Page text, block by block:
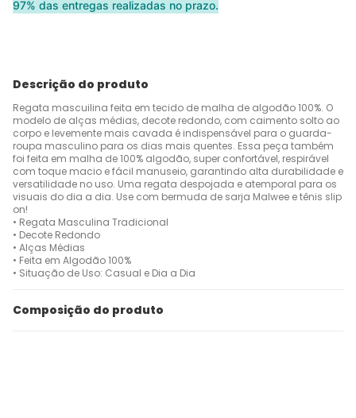
97% das entregas realizadas no prazo.
Descrição do produto
Regata mascuilina feita em tecido de malha de algodão 100%. O
modelo de alças médias, decote redondo, com caimento solto ao
corpo e levemente mais cavada é indispensável para o guarda-
roupa masculino para os dias mais quentes. Essa peça também
foi feita em malha de 100% algodão, super confortável, respirável
com toque macio e fácil manuseio, garantindo alta durabilidade e
versatilidade no uso. Uma regata despojada e atemporal para os
visuais do dia a dia. Use com bermuda de sarja Malwee e tênis slip
on!
• Regata Masculina Tradicional
• Decote Redondo
• Alças Médias
• Feita em Algodão 100%
• Situação de Uso: Casual e Dia a Dia
Composição do produto